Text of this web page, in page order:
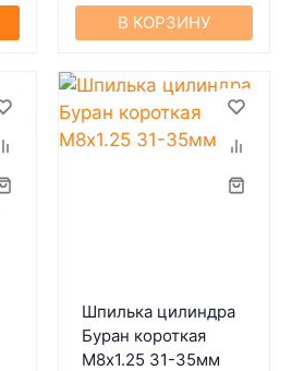
В КОРЗИНУ
Шпилька цилиндра
Буран короткая
М8х1.25 31-35мм